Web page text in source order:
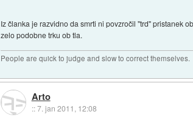
Iz članka je razvidno da smrti ni povzročil "trd" pristanek
zelo podobne trku ob tla.
People are quick to judge and slow to correct themselves.
Arto
::7. jan 2011, 12:08